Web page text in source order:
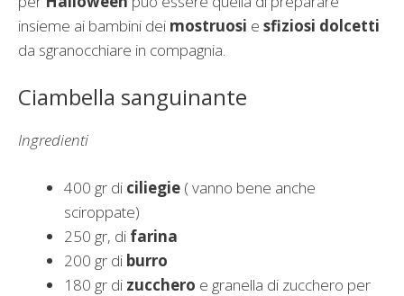
insieme ai bambini dei mostruosi e sfiziosi dolcetti
da sgranocchiare in compagnia.
Ciambella sanguinante
Ingredienti
400 gr di ciliegie ( vanno bene anche
sciroppate)
250 gr, di farina
200 gr di burro
180 gr di zucchero e granella di zucchero per